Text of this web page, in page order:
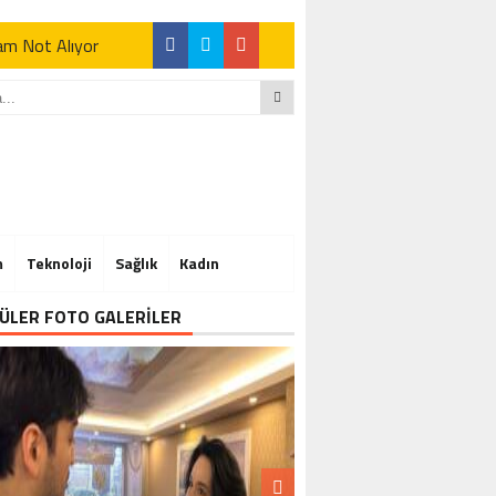
Not Alıyor
Not Alıyor
Teknoloji Sağlık Kadın
FOTO GALERİLER